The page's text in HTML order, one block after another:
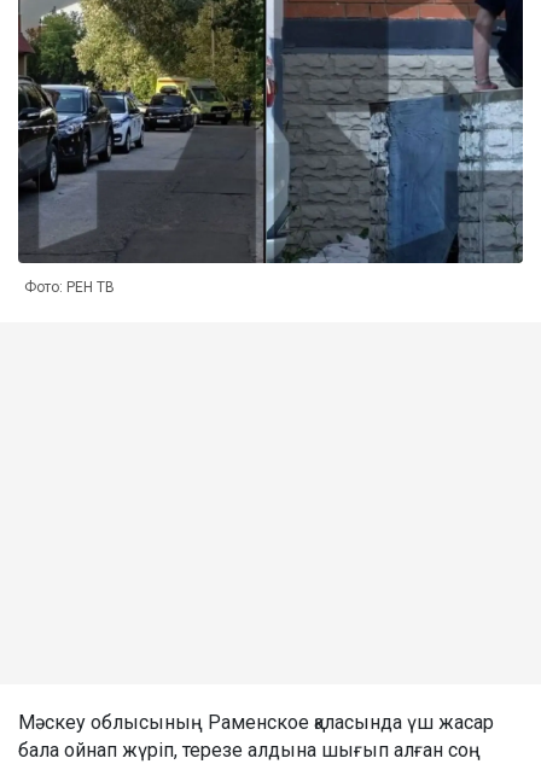
Фото: РЕН ТВ
Мәскеу облысының Раменское қаласында үш жасар
бала ойнап жүріп, терезе алдына шығып алған соң